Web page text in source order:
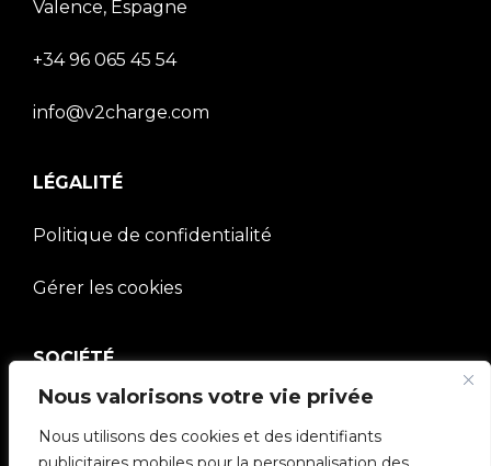
Nous valorisons votre vie privée
Nous utilisons des cookies et des identifiants
Valence, Espagne
+34 96 065 45 54
info@v2charge.com
LÉGALITÉ
Politique de confidentialité
Gérer les cookies
SOCIÉTÉ
Communauté V2C